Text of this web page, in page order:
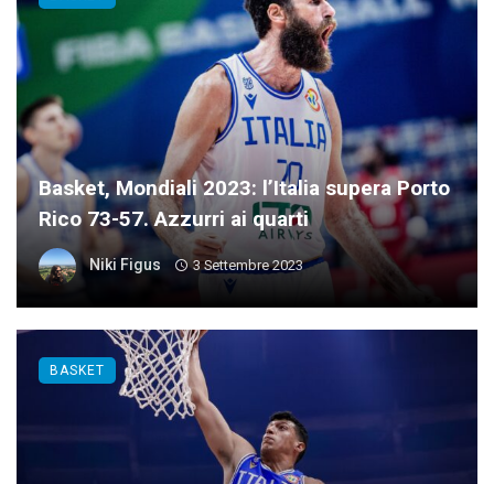
Basket, Mondiali 2023: l’Italia supera Porto
Rico 73-57. Azzurri ai quarti
Niki Figus 3 Settembre 2023
BASKET